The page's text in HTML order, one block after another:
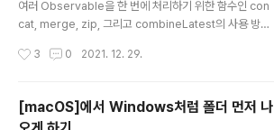
채워가는 스타일이다. 그런데 이미 미리 Stage에 있으니
까 자꾸 빠뜨리고 Comment를 작성하게 되는 문제가 발
ption은 여기에 있었다. Webstorm은 설정 항..
여러 Observable을 한 번에 처리하기 위한 함수인 con
cat, merge, zip, 그리고 combineLatest의 사용 방법
있는 개발자라면 이름만 보고도 그 사용법과 차이점을 알
보 개발자들을 위해 이 포스트를 작성한다. 일단 먼저 같은
3 0 2021. 12. 29.
[macOS]에서 Windows처럼 폴더 먼저 나